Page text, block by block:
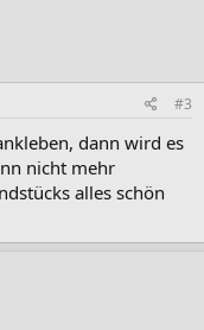
#3
dann wird es
nicht mehr
alles schön